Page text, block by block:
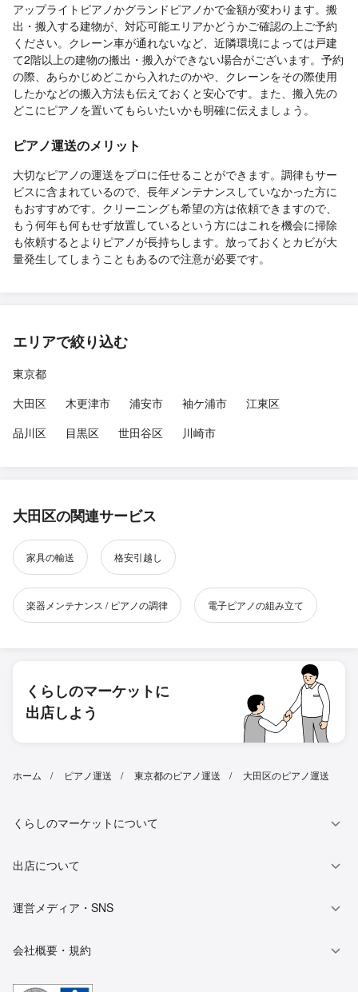
アップライトピアノかグランドピアノかで金額が変わります。搬
出・搬入する建物が、対応可能エリアかどうかご確認の上ご予約
ください。クレーン車が通れないなど、近隣環境によっては戸建
て2階以上の建物の搬出・搬入ができない場合がございます。予約
の際、あらかじめどこから入れたのかや、クレーンをその際使用
したかなどの搬入方法も伝えておくと安心です。また、搬入先の
どこにピアノを置いてもらいたいかも明確に伝えましょう。
ピアノ運送のメリット
大切なピアノの運送をプロに任せることができます。調律もサー
ビスに含まれているので、長年メンテナンスしていなかった方に
もおすすめです。クリーニングも希望の方は依頼できますので、
もう何年も何もせず放置しているという方にはこれを機会に掃除
も依頼するとよりピアノが長持ちします。放っておくとカビが大
量発生してしまうこともあるので注意が必要です。
エリアで絞り込む
東京都
大田区
木更津市 浦安市 袖ケ浦市
江東区
品川区
目黒区 世田谷区 川崎市
大田区の関連サービス
家具の輸送 格安引越し
楽器メンテナンス / ピアノの調律 電子ピアノの組み立て
くらしのマーケットに
出店しよう
ホーム ピアノ運送 東京都のピアノ運送 大田区のピアノ運送
くらしのマーケットについて
出店について
運営メディア・SNS
会社概要・規約